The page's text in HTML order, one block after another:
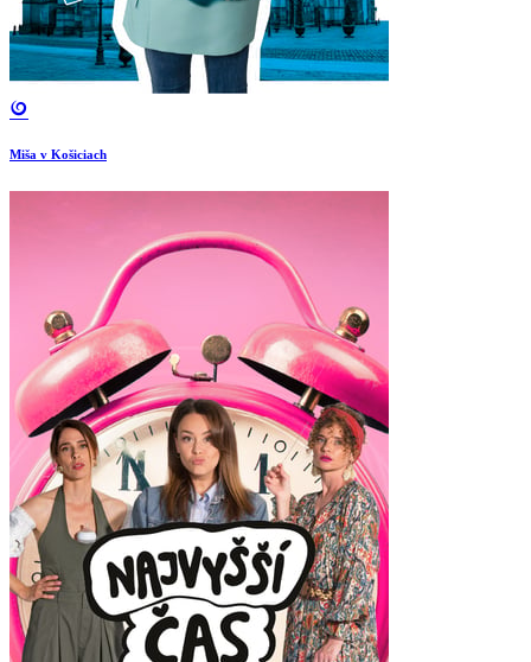
Miša v Košiciach